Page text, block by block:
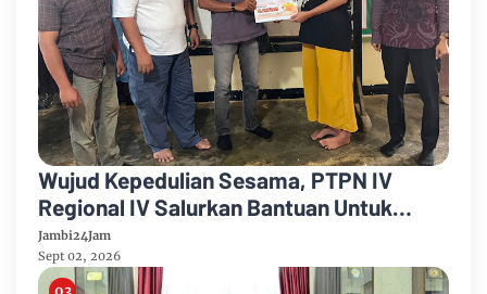
Wujud Kepedulian Sesama, PTPN IV
Regional IV Salurkan Bantuan Untuk
Pengobatan Putri Karyawan Pemanen
Jambi24Jam
Sept 02, 2026